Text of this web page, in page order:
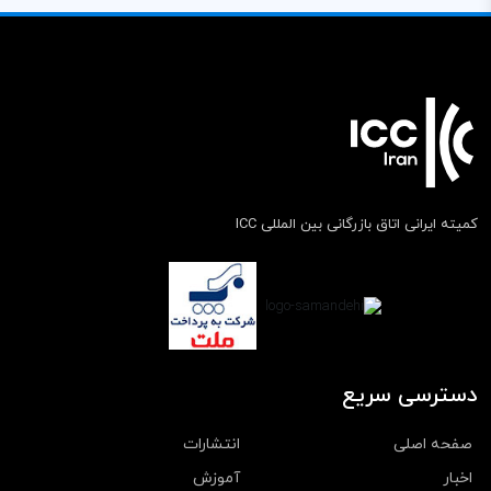
کمیته ایرانی اتاق بازرگانی بین المللی ICC
دسترسی سریع
صفحه اصلی
انتشارات
اخبار
آموزش